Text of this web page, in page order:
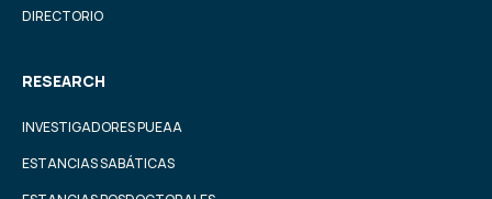
DIRECTORIO
RESEARCH
INVESTIGADORES PUEAA
ESTANCIAS SABÁTICAS